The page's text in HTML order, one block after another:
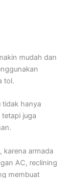
mudah dan
tol.
tidak hanya
juga
karena armada
AC, reclining
membuat